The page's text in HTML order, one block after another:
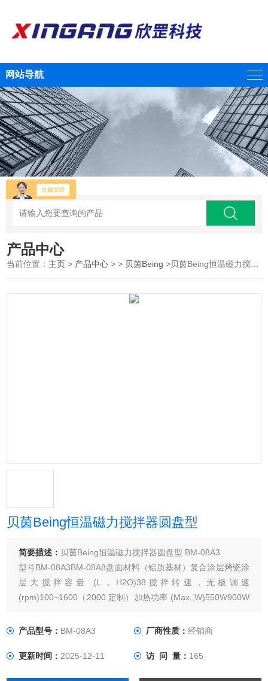
网站导航
产品中心
当前位置： 主页 > 产品中心 > > 贝茵Being >贝茵Being恒温磁力搅拌器圆盘型
贝茵Being恒温磁力搅拌器圆盘型
简要描述： 贝茵Being恒温磁力搅拌器圆盘型 BM-08A3
型号BM-08A3BM-08A8盘面材料（铝质基材）复合涂层烤瓷涂
层大搅拌容量 (L，H2O)38搅拌转速，无极调速
(rpm)100~1600（2000 定制）加热功率 (Max.,W)550W900W
200℃工作盘控温范围 (℃ )-温度控制精度±0.3℃
产品型号： BM-08A3 厂商性质： 经销商
更新时间：2025-12-11 访 问 量： 165